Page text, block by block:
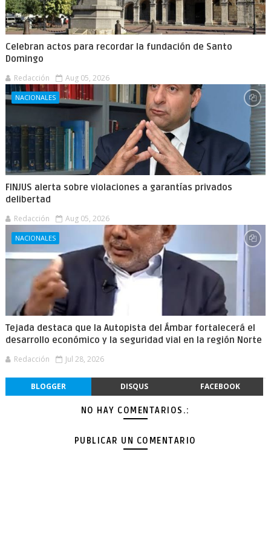
Celebran actos para recordar la fundación de Santo
Domingo
Redacción Aug 05, 2026
NACIONALES
FINJUS alerta sobre violaciones a garantías privados
delibertad
Redacción Aug 05, 2026
NACIONALES
Tejada destaca que la Autopista del Ámbar fortalecerá el
desarrollo económico y la seguridad vial en la región Norte
Redacción Jul 28, 2026
BLOGGER DISQUS FACEBOOK
NO HAY COMENTARIOS.:
PUBLICAR UN COMENTARIO